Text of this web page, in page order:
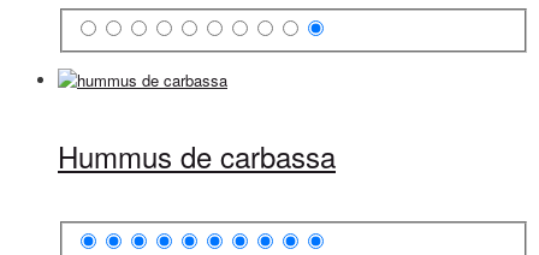
Hummus de carbassa